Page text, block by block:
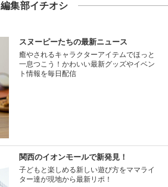
編集部イチオシ
スヌーピーたちの最新ニュース
癒やされるキャラクターアイテムでほっと
一息つこう！かわいい最新グッズやイベン
ト情報を毎日配信
関西のイオンモールで新発見！
子どもと楽しめる新しい遊び方をママライ
ター達が現地から最新リポ！